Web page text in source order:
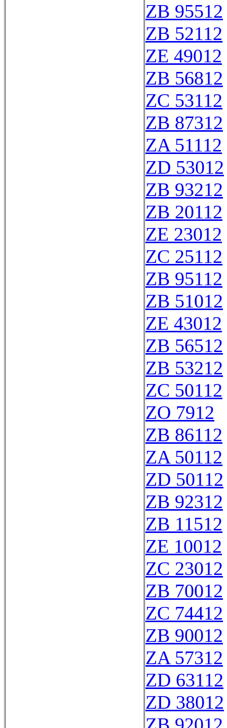
ZB 95512
ZB 52112
ZE 49012
ZB 56812
ZC 53112
ZB 87312
ZA 51112
ZD 53012
ZB 93212
ZB 20112
ZE 23012
ZC 25112
ZB 95112
ZB 51012
ZE 43012
ZB 56512
ZB 53212
ZC 50112
ZO 7912
ZB 86112
ZA 50112
ZD 50112
ZB 92312
ZB 11512
ZE 10012
ZC 23012
ZB 70012
ZC 74412
ZB 90012
ZA 57312
ZD 63112
ZD 38012